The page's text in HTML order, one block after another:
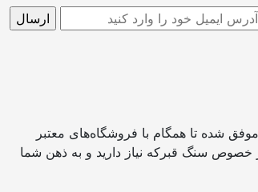
شده تا همگام با فروشگاه‌های معتبر
خصوص سنگ قبرکه نیاز دارید و به ذهن شما